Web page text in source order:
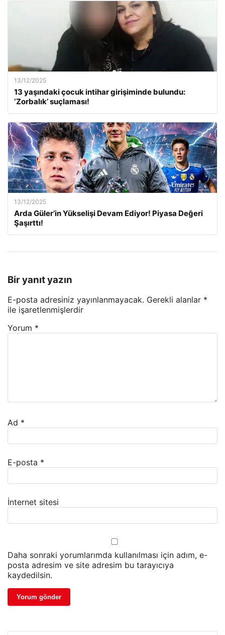
13/12/2025
13 yaşındaki çocuk intihar girişiminde bulundu:
‘Zorbalık’ suçlaması!
13/12/2025
Arda Güler’in Yükselişi Devam Ediyor! Piyasa Değeri
Şaşırttı!
Bir yanıt yazın
E-posta adresiniz yayınlanmayacak. Gerekli alanlar *
ile işaretlenmişlerdir
Yorum *
Ad *
E-posta *
İnternet sitesi
Daha sonraki yorumlarımda kullanılması için adım, e-
posta adresim ve site adresim bu tarayıcıya
kaydedilsin.